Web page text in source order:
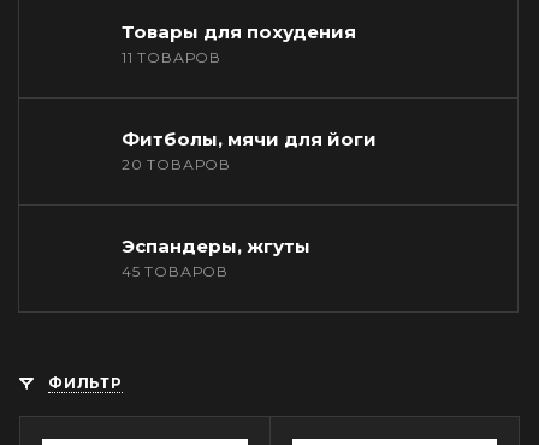
Товары для похудения
11 ТОВАРОВ
Фитболы, мячи для йоги
20 ТОВАРОВ
Эспандеры, жгуты
45 ТОВАРОВ
ФИЛЬТР